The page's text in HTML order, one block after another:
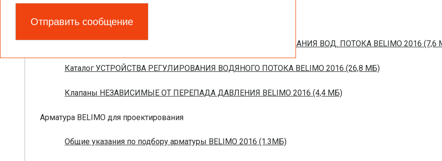
Запорно-регулирующая арматура
Брошюра ПОЛНАЯ НОМЕНКЛАТУРА УСТРОЙСТВ РЕГУЛИРОВАНИЯ ВОД. ПОТОКА BELIMO 2016 (7,6
Каталог УСТРОЙСТВА РЕГУЛИРОВАНИЯ ВОДЯНОГО ПОТОКА BELIMO 2016 (26,8 МБ)
Клапаны НЕЗАВИСИМЫЕ ОТ ПЕРЕПАДА ДАВЛЕНИЯ BELIMO 2016 (4,4 МБ)
Арматура BELIMO для проектирования
Общие указания по подбору арматуры BELIMO 2016 (1.3МБ)